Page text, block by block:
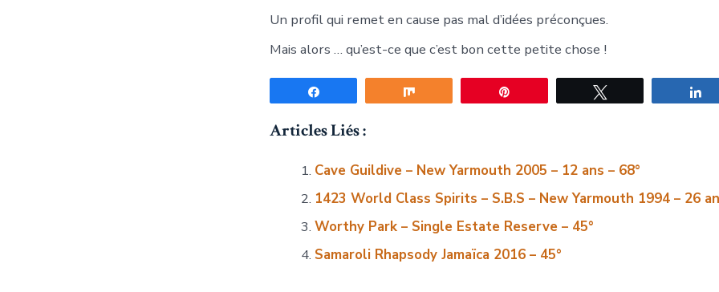
Un profil qui remet en cause pas mal d’idées préconçues.
Mais alors … qu’est-ce que c’est bon cette petite chose !
Articles Liés :
Cave Guildive – New Yarmouth 2005 – 12 ans – 68°
1423 World Class Spirits – S.B.S – New Yarmouth 1994 – 26
Worthy Park – Single Estate Reserve – 45°
Samaroli Rhapsody Jamaïca 2016 – 45°